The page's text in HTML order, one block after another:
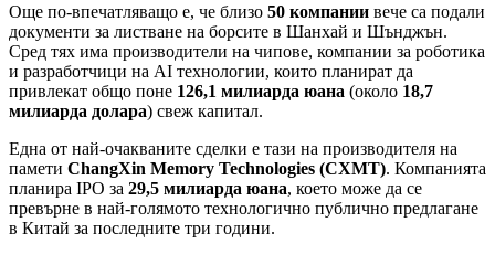
Още по-впечатляващо е, че близо 50 компании вече са подали
документи за листване на борсите в Шанхай и Шънджън.
Сред тях има производители на чипове, компании за роботика
и разработчици на AI технологии, които планират да
привлекат общо поне 126,1 милиарда юана (около 18,7
милиарда долара) свеж капитал.
Една от най-очакваните сделки е тази на производителя на
памети ChangXin Memory Technologies (CXMT). Компанията
планира IPO за 29,5 милиарда юана, което може да се
превърне в най-голямото технологично публично предлагане
в Китай за последните три години.